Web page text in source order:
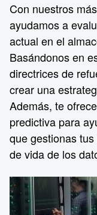
Con nuestros
ayudamos a
actual en el
Basándonos en
directrices de
crear una
Además, te
predictiva para
que gestionas
de vida de los